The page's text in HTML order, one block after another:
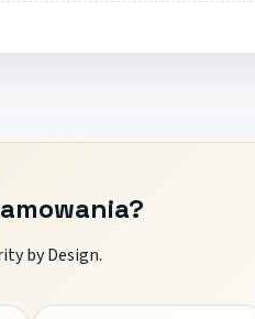
by Design.